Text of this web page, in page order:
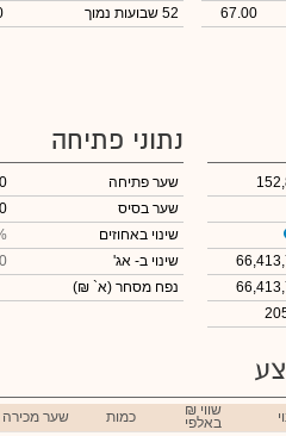
67.00
52 שבועות נמוך
נתוני פתיחה
שער פתיחה
שער בסיס
שינוי באחוזים
שינוי ב- אג'
נפח מסחר (א` ₪)
₪ שווי
באלפי כמות
שער מכירה